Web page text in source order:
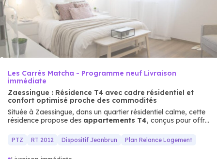
Financer
Les Carrés Matcha - Programme neuf Livraison
immédiate
Zaessingue : Résidence T4 avec cadre résidentiel et
confort optimisé proche des commodités
Située à Zaessingue, dans un quartier résidentiel calme, cette
résidence propose des appartements T4, conçus pour offrir
et les prestations (terrasses, parking sécurisé) créent un
ensemble harmonieux, idéal pour les familles ou les
PTZ RT 2012 Dispositif Jeanbrun Plan Relance Logement